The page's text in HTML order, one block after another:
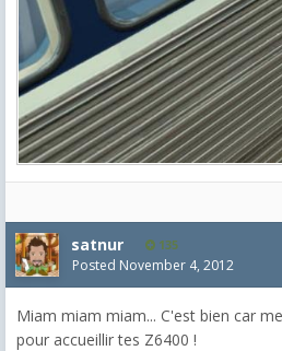
satnur 135
Posted November 4, 2012
Miam miam miam... C'est bien car
pour accueillir tes Z6400 !